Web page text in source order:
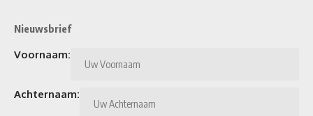
Nieuwsbrief
Voornaam:
Achternaam: